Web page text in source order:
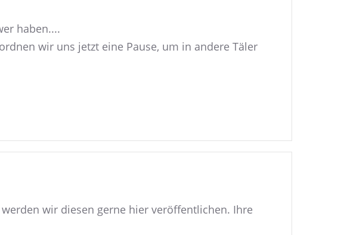
haben....
wir uns jetzt eine Pause, um in andere Täler
wir diesen gerne hier veröffentlichen. Ihre